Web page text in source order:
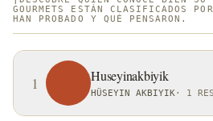
leche y en Uruguay, de queso.
las variedades, los churros
que probar al menos una vez.
GOURMETS ESTÁN CLASIFICADOS
HAN PROBADO Y QUÉ PENSARON.
1 Huseyinakbiyik
HÜSEYIN AKBIYIK · 1